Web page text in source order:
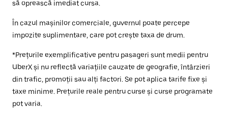
să oprească imediat cursa.
În cazul mașinilor comerciale, guvernul poate percepe
impozite suplimentare, care pot crește taxa de drum.
*Prețurile exemplificative pentru pasageri sunt medii pentru
UberX și nu reflectă variațiile cauzate de geografie, întârzieri
din trafic, promoții sau alți factori. Se pot aplica tarife fixe și
taxe minime. Prețurile reale pentru curse și curse programate
pot varia.